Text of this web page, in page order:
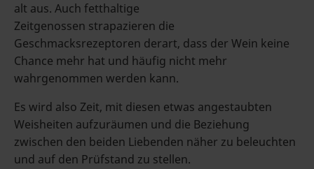
alt aus. Auch fetthaltige
Zeitgenossen strapazieren die
Geschmacksrezeptoren derart, dass der Wein keine
Chance mehr hat und häufig nicht mehr
wahrgenommen werden kann.
Es wird also Zeit, mit diesen etwas angestaubten
Weisheiten aufzuräumen und die Beziehung
zwischen den beiden Liebenden näher zu beleuchten
und auf den Prüfstand zu stellen.